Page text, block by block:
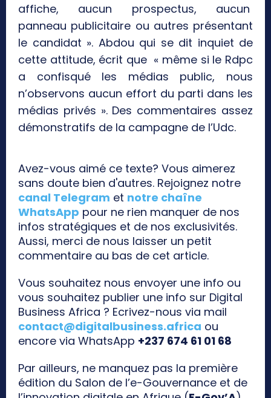
affiche, aucun prospectus, aucun
panneau publicitaire ou autres présentant
le candidat ». Abdou qui se dit inquiet de
cette attitude, écrit que « même si le Rdpc
a confisqué les médias public, nous
n’observons aucun effort du parti dans les
médias privés ». Des commentaires assez
démonstratifs de la campagne de l’Udc.
Avez-vous aimé ce texte? Vous aimerez
sans doute bien d'autres. Rejoignez notre
canal Telegram et notre chaîne
WhatsApp pour ne rien manquer de nos
infos stratégiques et de nos exclusivités.
Aussi, merci de nous laisser un petit
commentaire au bas de cet article.
Vous souhaitez nous envoyer une info ou
vous souhaitez publier une info sur Digital
Business Africa ? Ecrivez-nous via mail
contact@digitalbusiness.africa ou
encore via WhatsApp +237 674 61 01 68
Par ailleurs, ne manquez pas la première
édition du Salon de l’e-Gouvernance et de